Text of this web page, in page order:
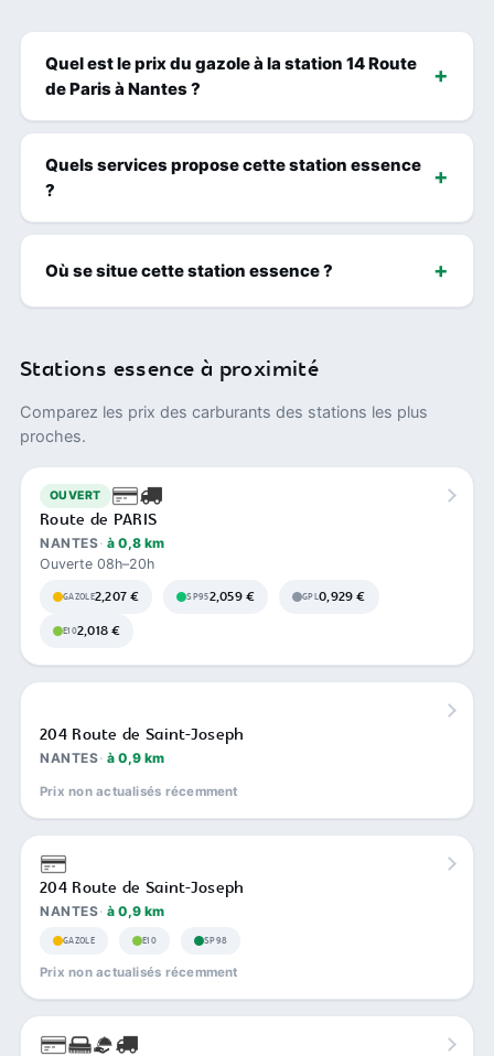
Quel est le prix du gazole à la station 14 Route
de Paris à Nantes ?
Quels services propose cette station essence
?
Où se situe cette station essence ?
Stations essence à proximité
Comparez les prix des carburants des stations les plus
proches.
OUVERT
Route de PARIS
NANTES à 0,8 km
Ouverte 08h–20h
GAZOLE2,207 € SP952,059 € GPL0,929 €
E102,018 €
204 Route de Saint-Joseph
NANTES à 0,9 km
Prix non actualisés récemment
204 Route de Saint-Joseph
NANTES à 0,9 km
GAZOLE E10 SP98
Prix non actualisés récemment